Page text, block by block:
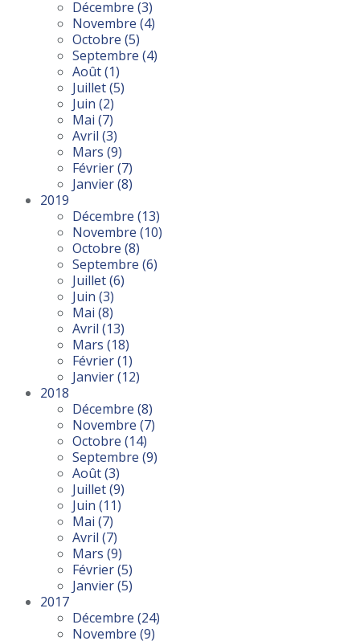
Décembre (3)
Novembre (4)
Octobre (5)
Septembre (4)
Août(1)
Juillet(5)
Juin (2)
Mai (7)
Avril (3)
Mars (9)
Février(7)
Janvier(8)
2019
Décembre (13)
Novembre (10)
Octobre (8)
Septembre (6)
Juillet(6)
Juin (3)
Mai (8)
Avril (13)
Mars (18)
Février(1)
Janvier(12)
2018
Décembre (8)
Novembre (7)
Octobre (14)
Septembre (9)
Août(3)
Juillet(9)
Juin (11)
Mai (7)
Avril (7)
Mars (9)
Février(5)
Janvier(5)
2017
Décembre (24)
Novembre (9)